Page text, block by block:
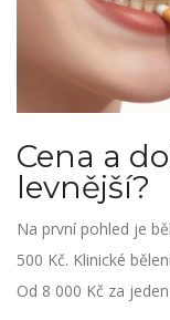
Cena a
levnější?
Na první pohled je
500 Kč. Klinické
Od 8 000 Kč za